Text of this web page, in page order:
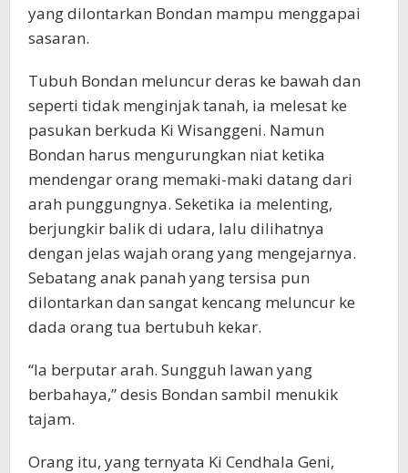
yang dilontarkan Bondan mampu menggapai
sasaran.
Tubuh Bondan meluncur deras ke bawah dan
seperti tidak menginjak tanah, ia melesat ke
pasukan berkuda Ki Wisanggeni. Namun
Bondan harus mengurungkan niat ketika
mendengar orang memaki-maki datang dari
arah punggungnya. Seketika ia melenting,
berjungkir balik di udara, lalu dilihatnya
dengan jelas wajah orang yang mengejarnya.
Sebatang anak panah yang tersisa pun
dilontarkan dan sangat kencang meluncur ke
dada orang tua bertubuh kekar.
“Ia berputar arah. Sungguh lawan yang
berbahaya,” desis Bondan sambil menukik
tajam.
Orang itu, yang ternyata Ki Cendhala Geni,